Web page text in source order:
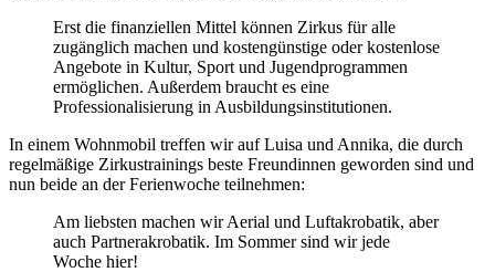
Erst die finanziellen Mittel können Zirkus für alle
zugänglich machen und kostengünstige oder kostenlose
Angebote in Kultur, Sport und Jugendprogrammen
ermöglichen. Außerdem braucht es eine
Professionalisierung in Ausbildungsinstitutionen.
In einem Wohnmobil treffen wir auf Luisa und Annika, die durch
regelmäßige Zirkustrainings beste Freundinnen geworden sind und
nun beide an der Ferienwoche teilnehmen:
Am liebsten machen wir Aerial und Luftakrobatik, aber
auch Partnerakrobatik. Im Sommer sind wir jede
Woche hier!